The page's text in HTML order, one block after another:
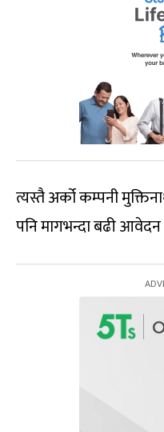
त्यस्तै अर्को कम्पनी
पनि मागभन्दा बढी